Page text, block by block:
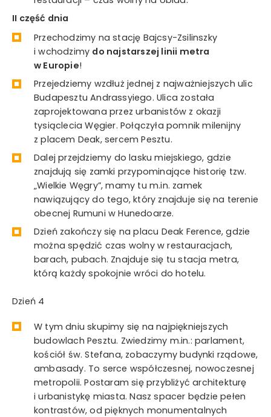
II część dnia
Przechodzimy na stację Bajcsy-Zsilinszky
i wchodzimy do najstarszej linii metra
w Europie!
Przejedziemy wzdłuż jednej z najważniejszych ulic
Budapesztu Andrassyiego. Ulica została
zaprojektowana przez urbanistów z okazji
tysiąclecia Węgier. Połączyła pomnik milenijny
z placem Deak, sercem Pesztu.
Dalej przejdziemy do lasku miejskiego, gdzie
znajdują się zamki przypominające historię tzw.
„Wielkie Węgry”, mamy tu m.in. zamek
nawiązujący do tego, który znajduje się na terenie
obecnej Rumuni w Hunedoarze.
Dzień zakończy się na placu Deak Ference, gdzie
można spędzić czas wolny w restauracjach,
barach, pubach. Znajduje się tu stacja metra,
którą każdy spokojnie wróci do hotelu.
Dzień 4
W tym dniu skupimy się na najpiękniejszych
budowlach Pesztu. Zwiedzimy m.in.: parlament,
kościół św. Stefana, zobaczymy budynki rządowe,
ambasady. To serce współczesnej, nowoczesnej
metropolii. Postaram się przybliżyć architekturę
i urbanistykę miasta. Nasz spacer będzie pełen
kontrastów, od pięknych monumentalnych